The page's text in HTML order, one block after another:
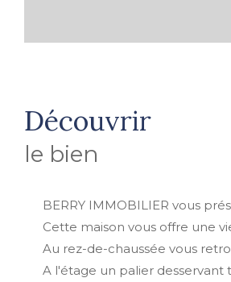
découvrir
le bien
BERRY IMMOBILIER vous
Cette maison vous offre une
Au rez-de-chaussée vous
A l'étage un palier desservant